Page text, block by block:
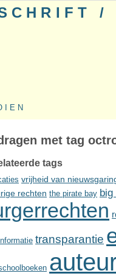
/
met tag
tags
vrijheid van
rechten the pirate bay big
transparantie